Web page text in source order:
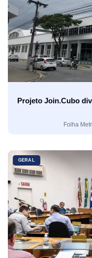
Projeto Join.Cubo
Folha
GERAL